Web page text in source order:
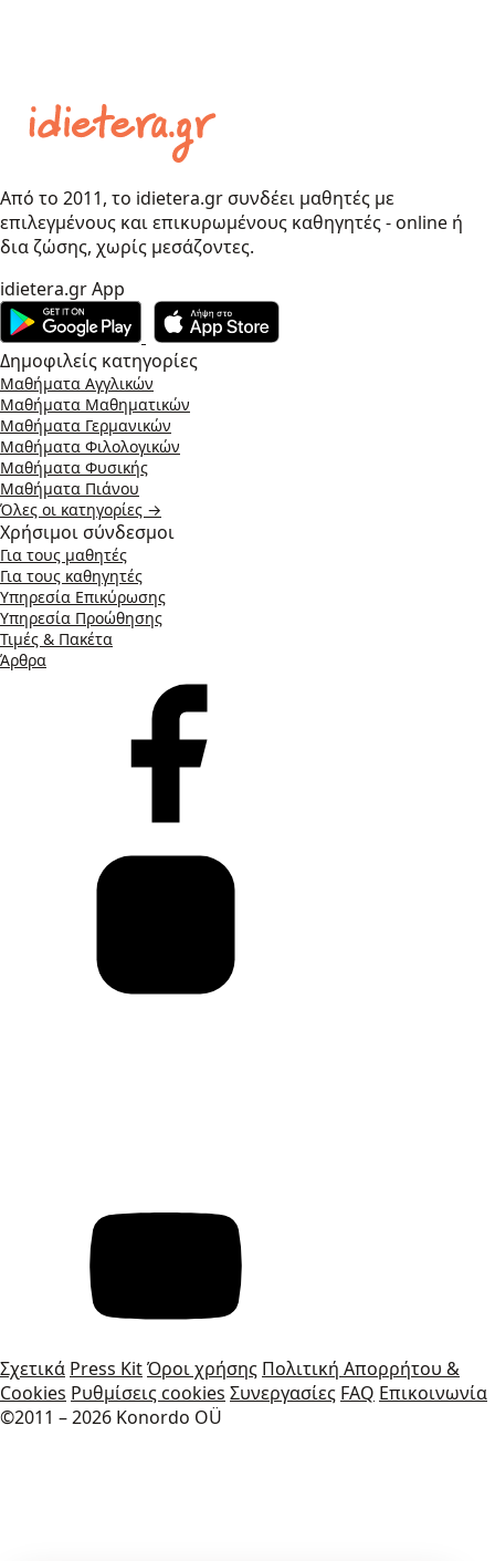
Από το 2011, το idietera.gr συνδέει μαθητές με
επιλεγμένους και επικυρωμένους καθηγητές - online ή
δια ζώσης, χωρίς μεσάζοντες.
idietera.gr App
Δημοφιλείς κατηγορίες
Μαθήματα Αγγλικών
Μαθήματα Μαθηματικών
Μαθήματα Γερμανικών
Μαθήματα Φιλολογικών
Μαθήματα Φυσικής
Μαθήματα Πιάνου
Όλες οι κατηγορίες →
Χρήσιμοι σύνδεσμοι
Για τους μαθητές
Για τους καθηγητές
Υπηρεσία Επικύρωσης
Υπηρεσία Προώθησης
Τιμές & Πακέτα
Άρθρα
Σχετικά Press KitΌροι χρήσης Πολιτική Απορρήτου &
Cookies Ρυθμίσεις cookies Συνεργασίες FAQ Επικοινωνία
©2011 – 2026 Konordo OÜ